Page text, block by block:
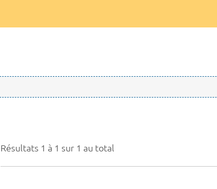
Résultats 1 à 1 sur 1 au total